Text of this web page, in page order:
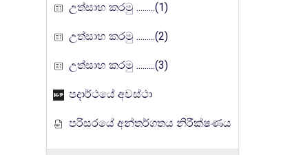
උත්සාහ කරමු .........(1)
උත්සාහ කරමු .........(2)
උත්සාහ කරමු .........(3)
පදාර්ථයේ අවස්ථා
පරිසරයේ අන්තර්ගතය නිරීක්ෂණය